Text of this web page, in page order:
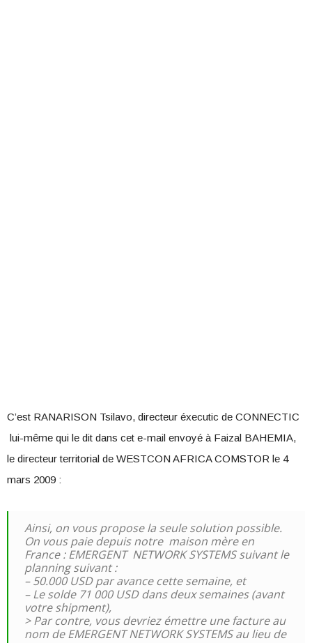
C’est RANARISON Tsilavo, directeur éxecutic de CONNECTIC
lui-même qui le dit dans cet e-mail envoyé à Faizal BAHEMIA,
le directeur territorial de WESTCON AFRICA COMSTOR le 4
mars 2009 :
Ainsi, on vous propose la seule solution possible.
On vous paie depuis notre maison mère en
France : EMERGENT NETWORK SYSTEMS suivant le
planning suivant :
– 50.000 USD par avance cette semaine, et
– Le solde 71 000 USD dans deux semaines (avant
votre shipment),
> Par contre, vous devriez émettre une facture au
nom de EMERGENT NETWORK SYSTEMS au lieu de